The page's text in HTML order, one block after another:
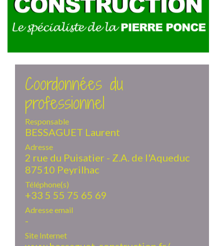
Coordonnées du
professionnel
Responsable
BESSAGUET Laurent
Adresse
2 rue du Puisatier - Z.A. de l'Aqueduc
87510 Peyrilhac
Téléphone(s)
+33 5 55 75 65 69
Adresse email
-
Site Internet